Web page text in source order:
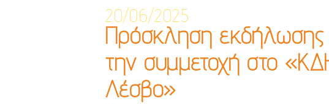
20/06/2025
Πρόσκληση εκδήλωσης
την συμμετοχή στο
Λέσβο»